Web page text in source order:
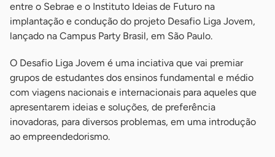
entre o Sebrae e o Instituto Ideias de Futuro na
implantação e condução do projeto Desafio Liga Jovem,
lançado na Campus Party Brasil, em São Paulo.
O Desafio Liga Jovem é uma inciativa que vai premiar
grupos de estudantes dos ensinos fundamental e médio
com viagens nacionais e internacionais para aqueles que
apresentarem ideias e soluções, de preferência
inovadoras, para diversos problemas, em uma introdução
ao empreendedorismo.